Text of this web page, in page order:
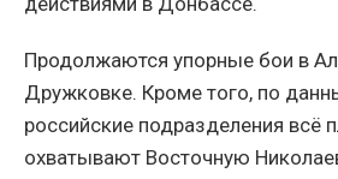
Продолжаются упорные бои в
Дружковке. Кроме того, по
российские подразделения всё
охватывают Восточную